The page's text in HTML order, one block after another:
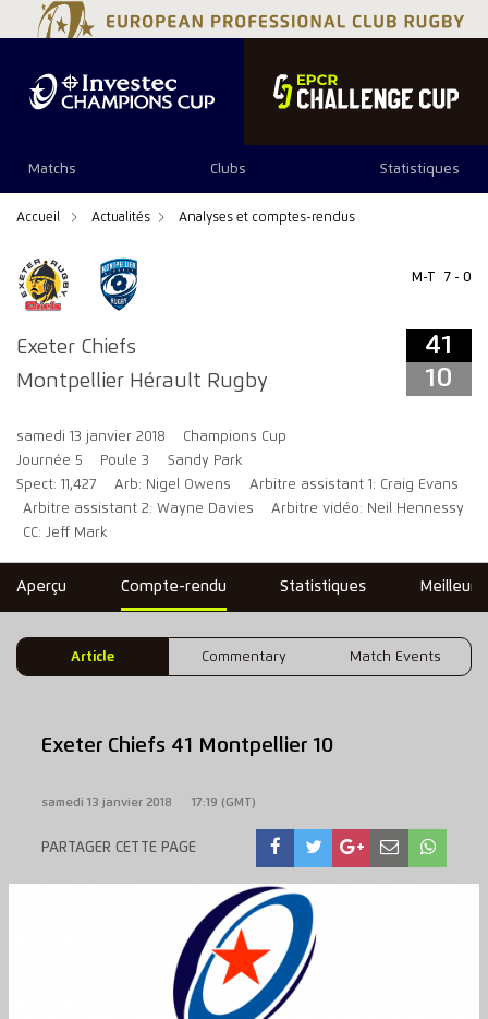
Matchs Clubs Statistiques
Accueil Actualités Analyses et comptes-rendus
Exeter Chiefs
Montpellier Hérault Rugby
M-T 7 - 0
41
10
samedi 13 janvier 2018
Champions Cup
Journée 5
Poule 3
Sandy Park
Spect: 11,427
Arb: Nigel Owens
Arbitre assistant 1: Craig Evans
Arbitre assistant 2: Wayne Davies
Arbitre vidéo: Neil Hennessy
CC: Jeff Mark
41 10
Aperçu Compte-rendu Statistiques
Article Commentary Match Events
Exeter Chiefs 41 Montpellier 10
samedi 13 janvier 2018 17:19 (GMT)
PARTAGER CETTE PAGE